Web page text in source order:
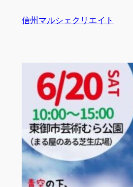
信州マルシェクリエイト